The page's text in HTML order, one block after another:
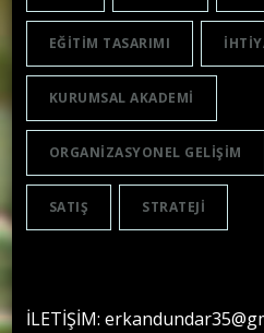
EĞITIM TASARIMI
KURUMSAL AKADEMI
ORGANIZASYONEL GELIŞIM
SATIŞ STRATEJI
İLETİŞİM: